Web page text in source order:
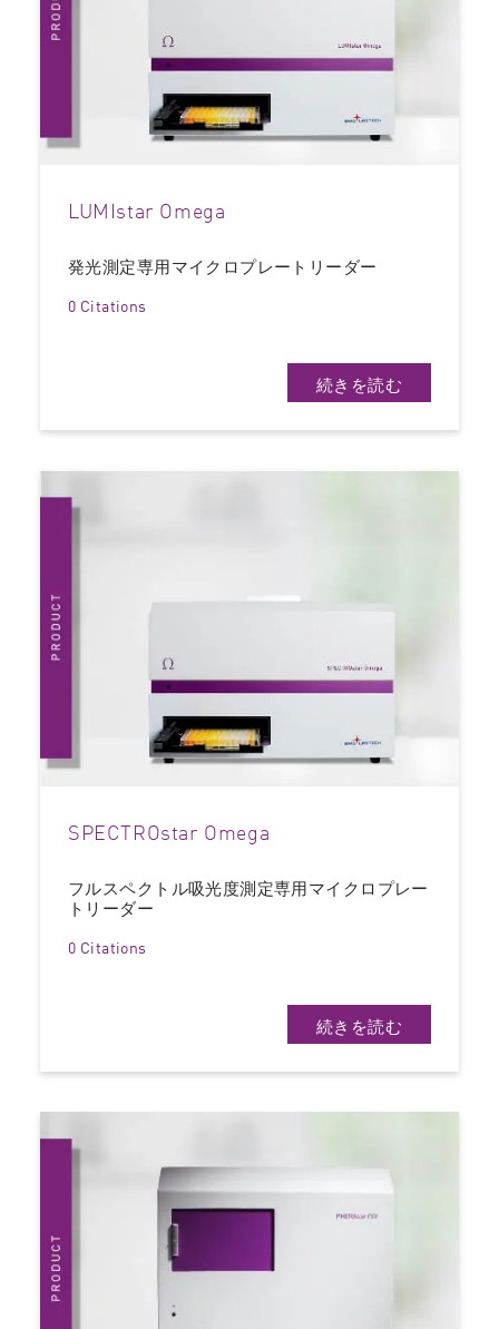
LUMIstar Omega
発光測定専用マイクロプレートリーダー
0 Citations
続きを読む
SPECTROstar Omega
フルスペクトル吸光度測定専用マイクロプレー
トリーダー
0 Citations
続きを読む